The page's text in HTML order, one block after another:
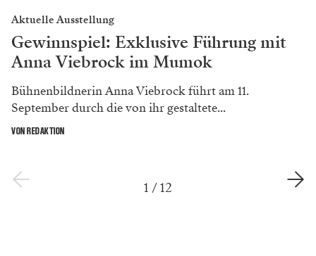
Aktuelle Ausstellung
Gewinnspiel: Exklusive Führung mit
Anna Viebrock im Mumok
Bühnenbildnerin Anna Viebrock führt am 11.
September durch die von ihr gestaltete...
VON REDAKTION
1 /12